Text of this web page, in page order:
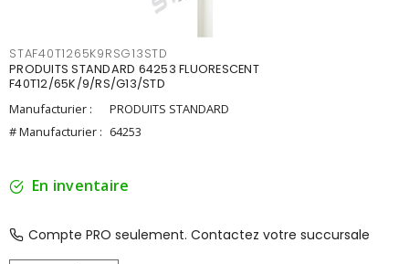
STAF40T1265K9RSG13STD
PRODUITS STANDARD 64253 FLUORESCENT
F40T12/65K/9/RS/G13/STD
Manufacturier :
PRODUITS STANDARD
# Manufacturier : 64253
En inventaire
Compte PRO seulement. Contactez votre succursale